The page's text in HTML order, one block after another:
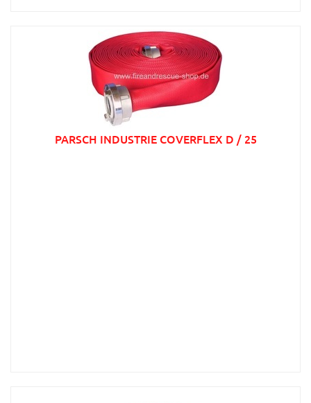
PARSCH INDUSTRIE COVERFLEX D / 25